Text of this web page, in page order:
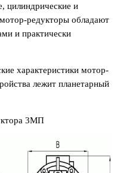
цилиндрические и
редукторы обладают
и практически
характеристики мотор-
лежит планетарный
3МП